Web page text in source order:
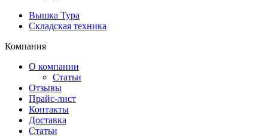
Вышка Тура
Складская техника
Компания
О компании
Статьи
Отзывы
Прайс-лист
Контакты
Доставка
Статьи